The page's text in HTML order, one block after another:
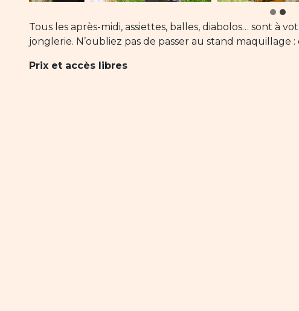
Tous les après-midi, assiettes, balles, diabolos… sont à
jonglerie. N’oubliez pas de passer au stand maquillage :
Prix et accès libres